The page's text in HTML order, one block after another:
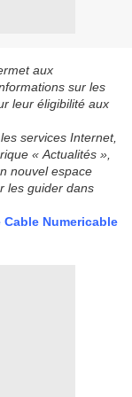
aux
sur les
leur éligibilité aux
services Internet,
« Actualités »,
nouvel espace
les guider dans
Cable Numericable